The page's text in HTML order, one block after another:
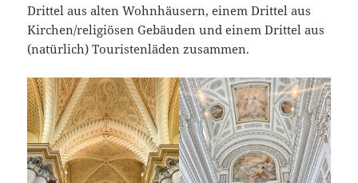
Drittel aus alten Wohnhäusern, einem Drittel aus
Kirchen/religiösen Gebäuden und einem Drittel aus
(natürlich) Touristenläden zusammen.